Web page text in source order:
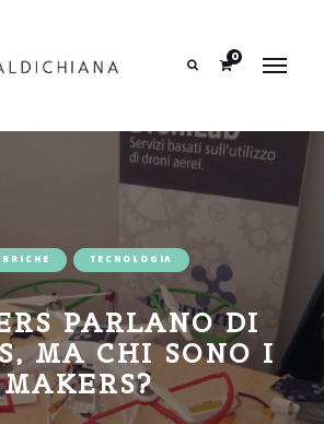
0
TECNOLOGIA
PARLANO DI
MA CHI SONO I
MAKERS?